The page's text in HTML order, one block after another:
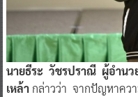
นายธีระ วัชรปราณี ผู้อำนว
เหล้ากล่าวว่า จากปัญหาควา